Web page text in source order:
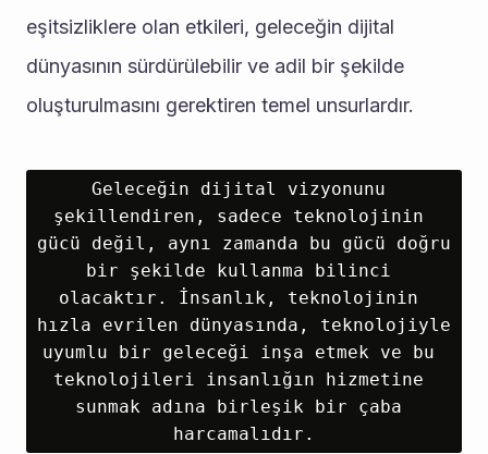
eşitsizliklere olan etkileri, geleceğin dijital
dünyasının sürdürülebilir ve adil bir şekilde
oluşturulmasını gerektiren temel unsurlardır.
Geleceğin dijital vizyonunu
şekillendiren, sadece teknolojinin
gücü değil, aynı zamanda bu gücü doğru
bir şekilde kullanma bilinci
olacaktır. İnsanlık, teknolojinin
hızla evrilen dünyasında, teknolojiyle
uyumlu bir geleceği inşa etmek ve bu
teknolojileri insanlığın hizmetine
sunmak adına birleşik bir çaba
harcamalıdır.